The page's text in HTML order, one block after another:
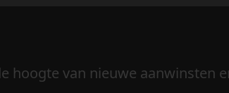
hoogte van nieuwe aanwinsten